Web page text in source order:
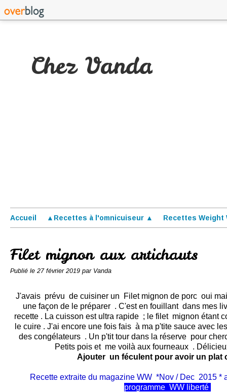
Chez Vanda
Accueil ▲Recettes à l'omnicuiseur ▲ Recettes Weight
Filet mignon aux artichauts
Publié le 27 février 2019 par Vanda
J'avais prévu de cuisiner un Filet mignon de porc oui
une façon de le préparer . C'est en fouillant dans mes
recette . La cuisson est ultra rapide ; le filetmignon étant
le cuire . J'ai encore une fois fais à ma p'tite sauce avec
des congélateurs . Un p'tit tour dans la réserve pour
Petits pois et me voilà aux fourneaux .
Ajouter un féculent pour avoir un plat
Recette extraite du magazine WW *Nov / Dec 2015 *
programme WWliberté